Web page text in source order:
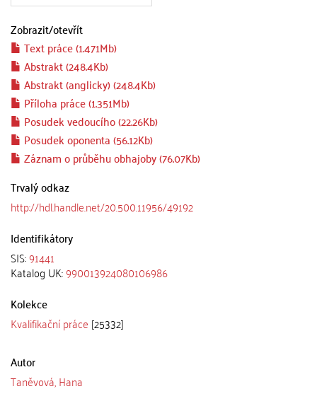
Zobrazit/otevřít
Text práce (1.471Mb)
Abstrakt (248.4Kb)
Abstrakt (anglicky) (248.4Kb)
Příloha práce (1.351Mb)
Posudek vedoucího (22.26Kb)
Posudek oponenta (56.12Kb)
Záznam o průběhu obhajoby (76.07Kb)
Trvalý odkaz
http://hdl.handle.net/20.500.11956/49192
Identifikátory
SIS:91441
Katalog UK:990013924080106986
Kolekce
Kvalifikační práce [25332]
Autor
Taněvová, Hana